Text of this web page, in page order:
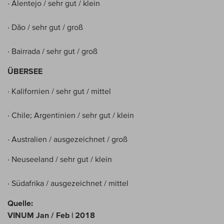
· Alentejo / sehr gut / klein
· Dão / sehr gut / groß
· Bairrada / sehr gut / groß
ÜBERSEE
· Kalifornien / sehr gut / mittel
· Chile; Argentinien / sehr gut / klein
· Australien / ausgezeichnet / groß
· Neuseeland / sehr gut / klein
· Südafrika / ausgezeichnet / mittel
Quelle:
VINUM Jan / Feb | 2018